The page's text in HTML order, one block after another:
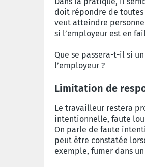
doit répondre de
veut atteindre
si l’employeur est en
Que se passera-t-il si
l’employeur ?
Limitation de
Le travailleur restera
intentionnelle, faute
On parle de faute
peut être constatée
exemple, fumer dans